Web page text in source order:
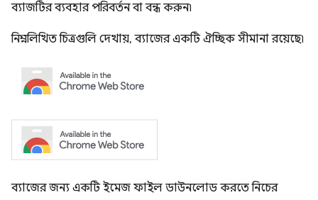
ব্যাজটির ব্যবহার পরিবর্তন বা বন্ধ করুন৷
নিম্নলিখিত চিত্রগুলি দেখায়, ব্যাজের একটি ঐচ্ছিক সীমানা রয়েছে৷
ব্যাজের জন্য একটি ইমেজ ফাইল ডাউনলোড করতে নিচের